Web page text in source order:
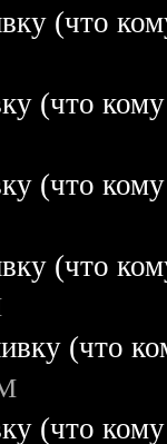
(что
(что
(что
(что
(что
(что